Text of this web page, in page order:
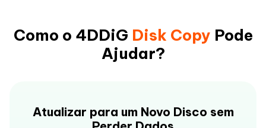
Como o 4DDiG Disk Copy Pode
Ajudar?
Atualizar para um Novo Disco sem